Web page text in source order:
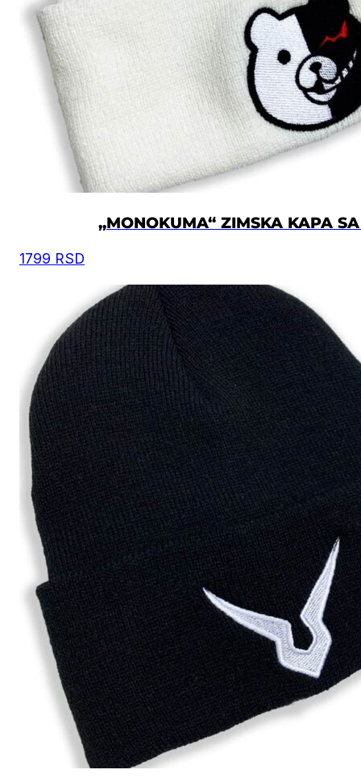
„MONOKUMA“ ZIMSKA KAPA
1799 RSD